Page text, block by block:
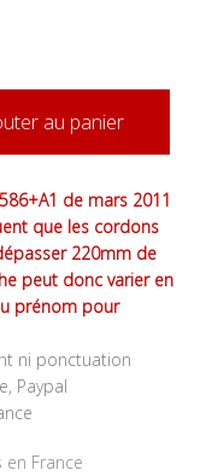
au panier
de mars 2011
que les cordons
220mm de
peut donc varier en
prénom pour
ni ponctuation
Paypal
France